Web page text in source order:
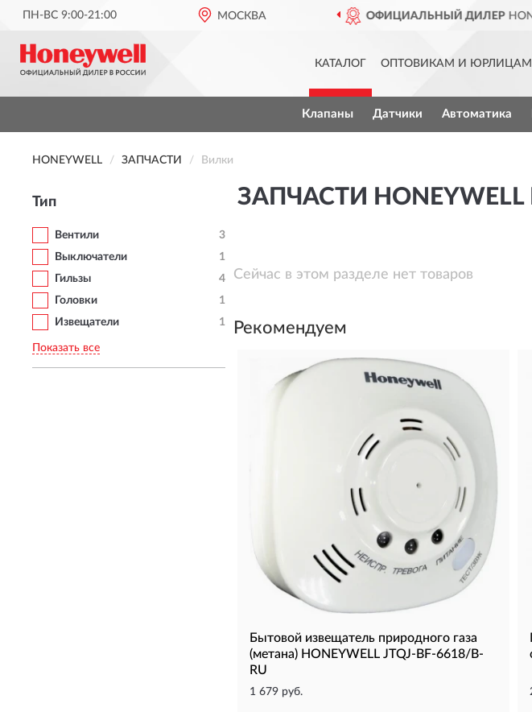
ПН-ВС 9:00-21:00 МОСКВА
ОФИЦИАЛЬНЫЙ ДИЛЕР HONEYWELL В РОССИИ
КАТАЛОГ ОПТОВИКАМ И ЮРЛИЦАМ
Клапаны Датчики Автоматика
HONEYWELL ЗАПЧАСТИ Вилки
Тип
Вентили
3
Выключатели
1
Гильзы
4
Головки
1
Извещатели
1
Показать все
ЗАПЧАСТИ
Сейчас в этом разделе нет товаров
Рекомендуем
Бытовой извещатель природного газа
(метана) HONEYWELL JTQJ-BF-6618/B-
RU
1 679 руб.